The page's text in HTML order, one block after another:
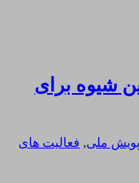
شیوه برای
, فعالیت های